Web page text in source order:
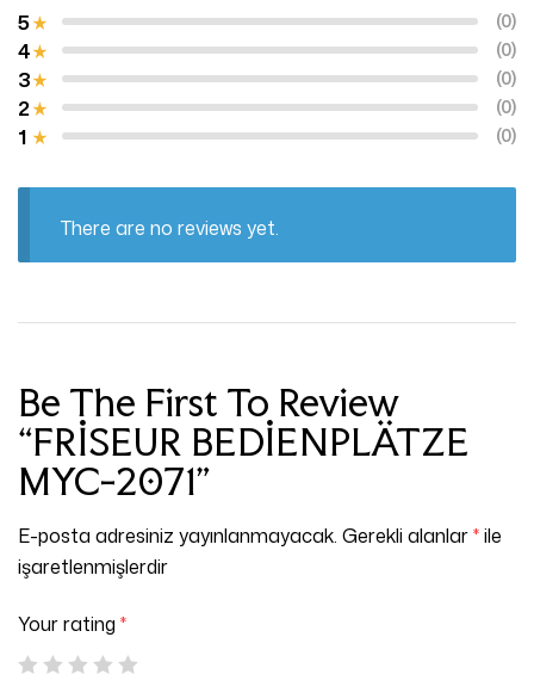
1 (0)
2 (0)
3 (0)
4 (0)
5 (0)
There are no reviews yet.
Be The First To Review
“FRİSEUR BEDİENPLÄTZE
MYC-2071”
E-posta adresiniz yayınlanmayacak. Gerekli alanlar*ile
işaretlenmişlerdir
Your rating *